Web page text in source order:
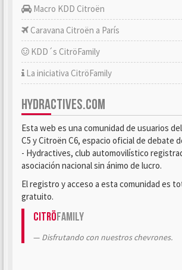
Macro KDD Citroën
Caravana Citroën a París
KDD´s CitröFamily
La iniciativa CitröFamily
HYDRACTIVES.COM
Esta web es una comunidad de usuarios
C5 y Citroën C6, espacio oficial de debate
- Hydractives, club automovilístico
asociación nacional sin ánimo de lucro.
El registro y acceso a esta comunidad es
gratuito.
CitröFamily
Disfrutando con nuestros chevrones.